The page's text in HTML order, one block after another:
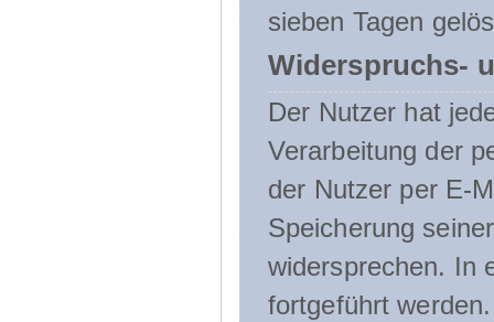
sieben Tagen
Widerspruchs-
Der Nutzer hat
Verarbeitung der
der Nutzer per E-
Speicherung
widersprechen. In
fortgeführt werden.